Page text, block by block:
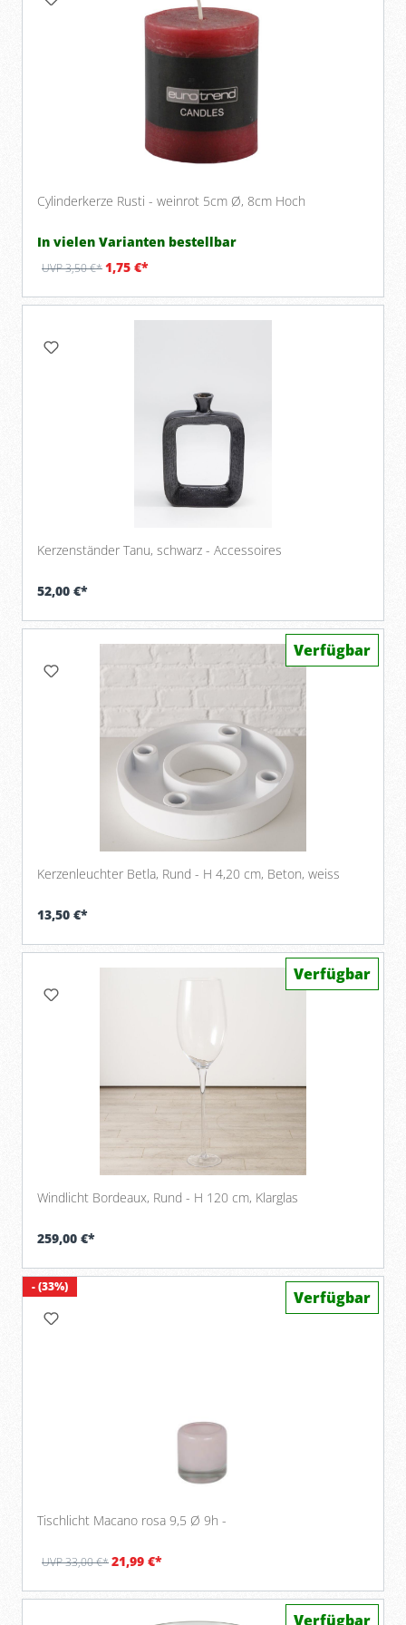
Cylinderkerze Rusti - weinrot 5cm Ø, 8cm Hoch
In vielen Varianten bestellbar
UVP 3,50 €*1,75 €*
Kerzenständer Tanu, schwarz - Accessoires
52,00 €*
Kerzenleuchter Betla, Rund - H 4,20 cm, Beton, weiss
13,50 €*
Verfügbar
Windlicht Bordeaux, Rund - H 120 cm, Klarglas
259,00 €*
Verfügbar
- (33%)
Tischlicht Macano rosa 9,5 Ø 9h -
UVP 33,00 €*21,99 €*
Verfügbar
Verfügbar